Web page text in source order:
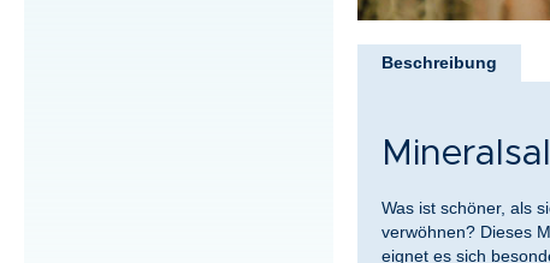
Anfang
Beschreibung
Was ist schöner, als
verwöhnen? Dieses
eignet es sich